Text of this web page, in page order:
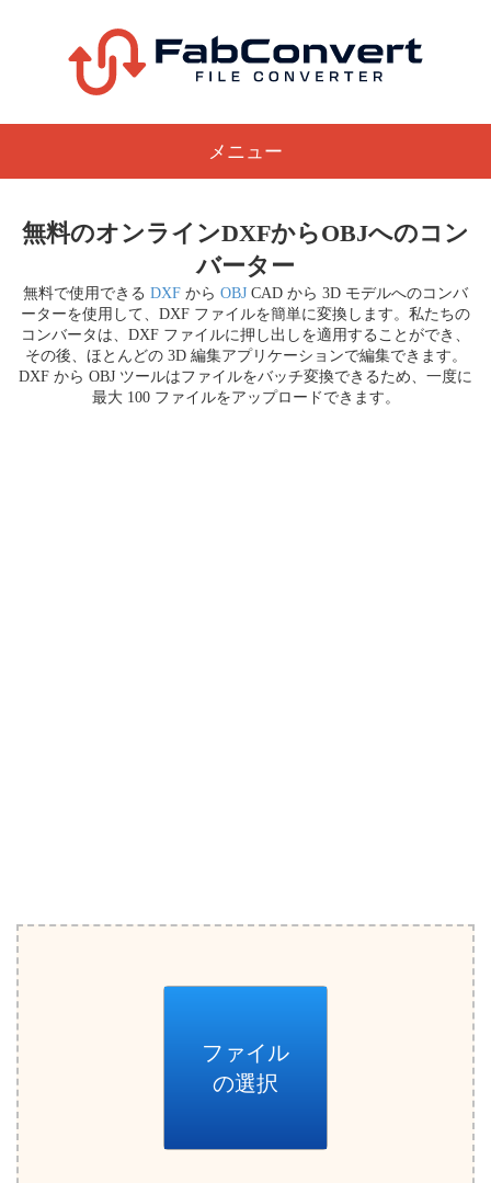
メニュー
無料のオンラインDXFからOBJへのコン
バーター
無料で使用できる DXF から OBJ CAD から 3D モデルへのコンバ
ーターを使用して、DXF ファイルを簡単に変換します。私たちの
コンバータは、DXF ファイルに押し出しを適用することができ、
その後、ほとんどの 3D 編集アプリケーションで編集できます。
DXF から OBJ ツールはファイルをバッチ変換できるため、一度に
最大 100 ファイルをアップロードできます。
ファイル
の選択